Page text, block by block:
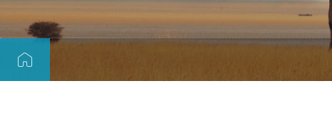
교수진